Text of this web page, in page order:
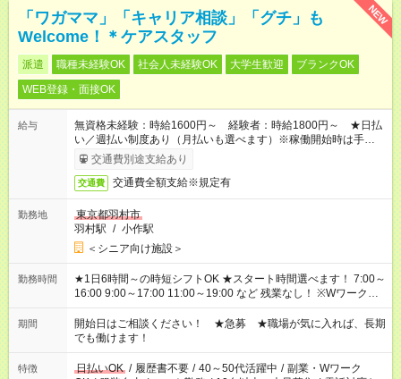
NEW
「ワガママ」「キャリア相談」「グチ」も
Welcome！＊ケアスタッフ
派遣 職種未経験OK 社会人未経験OK 大学生歓迎
ブランクOK
WEB登録・面接OK
給与
無資格未経験：時給1600円～ 経験者：時給1800円～ ★日払
い／週払い制度あり（月払いも選べます）※稼働開始時は手続き
完了次第のお支払いとなります。
交通費別途支給あり
交通費 交通費全額支給※規定有
勤務地
東京都羽村市
羽村駅 / 小作駅
＜シニア向け施設＞
勤務時間
★1日6時間～の時短シフトOK ★スタート時間選べます！ 7:00～
16:00 9:00～17:00 11:00～19:00 など 残業なし！ ※Wワークの
場合、他のお仕事と合わせ週40時間超の就業はご案内できませ
ん ※法令に基づき、週20時間以上勤務は社会保険への加入対象
となります ※労働者派遣法（日雇い派遣の原則禁止）により、
短時間・短期間の就業はご案内が難しい場合があります
期間
開始日はご相談ください！ ★急募 ★職場が気に入れば、長期
でも働けます！
特徴 日払いOK / 履歴書不要 / 40～50代活躍中 / 副業・Wワーク